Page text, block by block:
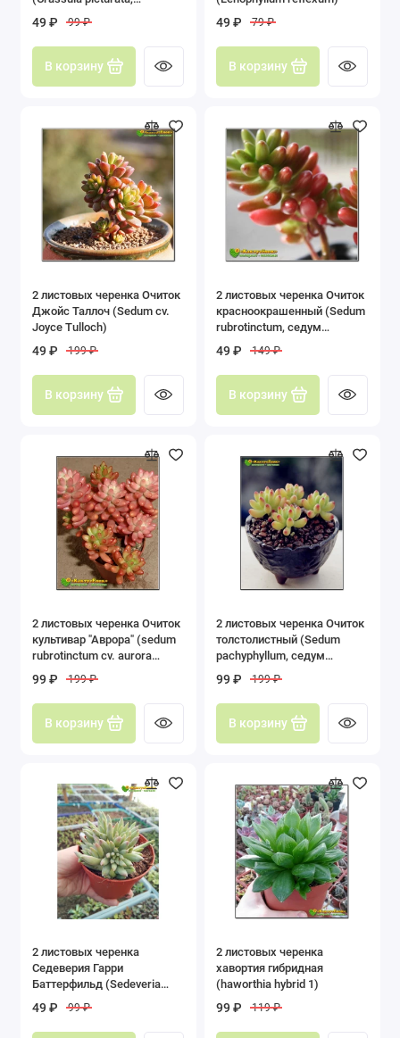
49 ₽ 99 ₽
В корзину
49 ₽ 79 ₽
В корзину
2 листовых черенка Очиток
Джойс Таллоч (Sedum cv.
Joyce Tulloch)
49 ₽ 199 ₽
В корзину
2 листовых черенка Очиток
красноокрашенный (Sedum
rubrotinctum, седум
49 ₽ 149 ₽
В корзину
2 листовых черенка Очиток
культивар "Аврора" (sedum
rubrotinctum cv. aurora
рубротинктум аврора
вариегатный)
99 ₽ 199 ₽
В корзину
2 листовых черенка Очиток
толстолистный (Sedum
pachyphyllum, седум
99 ₽ 199 ₽
В корзину
2 листовых черенка
Седеверия Гарри
Баттерфильд (Sedeveria
49 ₽ 99 ₽
2 листовых черенка
хавортия гибридная
(haworthia hybrid 1)
99 ₽ 119 ₽